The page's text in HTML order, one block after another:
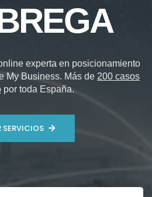
experta en posicionamiento
My Business. Más de 200 casos
por toda España.
SERVICIOS